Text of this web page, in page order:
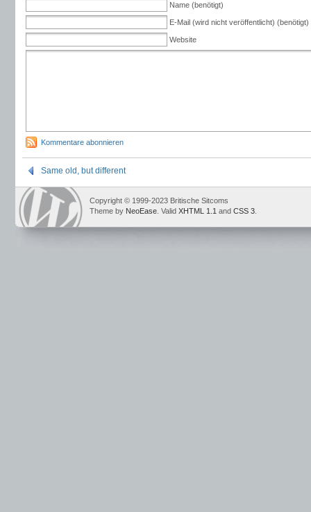
Name (benötigt)
E-Mail (wird nicht veröffentlicht) (benötigt)
Website
Kommentare abonnieren
Same old, but different
Copyright © 1999-2023 Britische Sitcoms
Theme by NeoEase . Valid XHTML 1.1 and CSS 3